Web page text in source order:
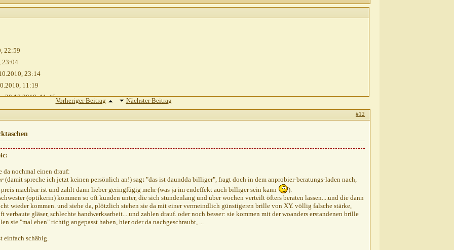
22:59
23:04
23:14
11:19
20.10.2010,11:46
20.10.2010,22:44
21.10.2010,09:40
AW: Packtaschen
Packtaschen21.10.2010,10:59
20.10.2010, 22:46
20.10.2010,22:56
20.10.2010,22:57
Packtaschen20.10.2010,23:01
21.10.2010,02:23
Vorheriger Beitrag Nächster Beitrag
#12
da nochmal einen drauf:
(damit spreche ich jetzt keinen persönlich an!) sagt "das ist daundda billiger", fragt doch in dem anprobier-beratungs-laden nach,
machbar ist und zahlt dann lieber geringfügig mehr (was ja im endeffekt auch billiger sein kann
).
(optikerin) kommen so oft kunden unter, die sich stundenlang und über wochen verteilt öfters beraten lassen....und die dann
wieder kommen. und siehe da, plötzlich stehen sie da mit einer vermeindlich günstigeren brille von XY. völlig falsche stärke,
verbaute gläser, schlechte handwerksarbeit....und zahlen drauf. oder noch besser: sie kommen mit der woanders erstandenen brille
sie "mal eben" richtig angepasst haben, hier oder da nachgeschraubt, ...
einfach schäbig.